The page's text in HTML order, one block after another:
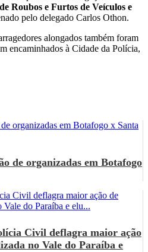
Roubos e Furtos de Veículos e
pelo delegado Carlos Othon.
alongados também foram
encaminhados à Cidade da Polícia,
de organizadas em Botafogo
Civil deflagra maior ação
no Vale do Paraíba e